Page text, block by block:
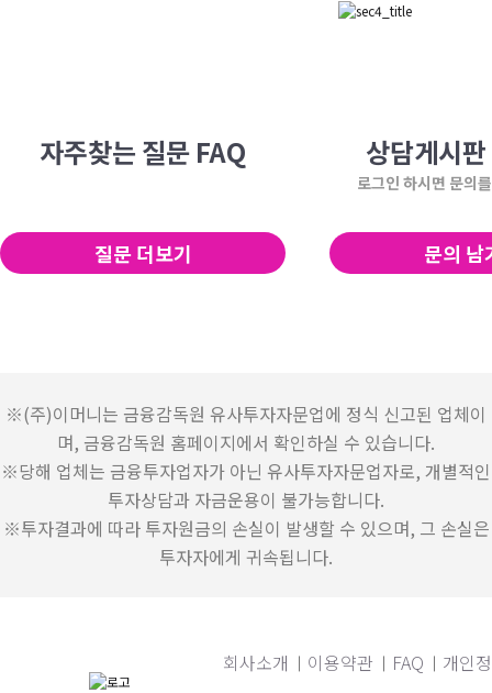
자주찾는 질문 FAQ
질문 더보기
상담게시
로그인 하시면 문의
문의 남
※(주)이머니는 금융감독원 유사투자자문업에 정식 신고된 업체이
며, 금융감독원 홈페이지에서 확인하실 수 있습니다.
※당해 업체는 금융투자업자가 아닌 유사투자자문업자로, 개별적인
투자상담과 자금운용이 불가능합니다.
※투자결과에 따라 투자원금의 손실이 발생할 수 있으며, 그 손실은
투자자에게 귀속됩니다.
회사소개 이용약관 FAQ 개인